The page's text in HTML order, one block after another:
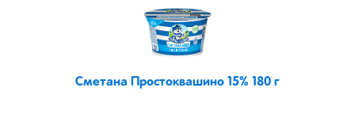
Сметана Простоквашино 15% 180 г